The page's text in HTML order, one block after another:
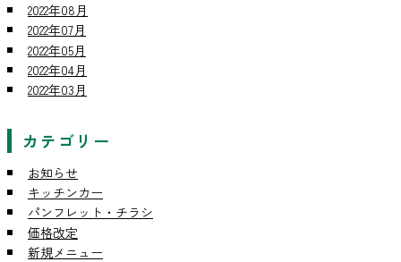
2022年08月
2022年07月
2022年05月
2022年04月
2022年03月
カテゴリー
お知らせ
キッチンカー
パンフレット・チラシ
価格改定
新規メニュー